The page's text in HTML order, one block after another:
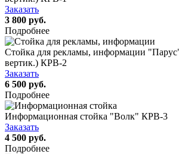
Заказать
3 800 руб.
Подробнее
Стойка для рекламы, информации
вертик.) КРВ-2
Заказать
6 500 руб.
Подробнее
Информационная стойка "Волк" КРВ-3
Заказать
4 500 руб.
Подробнее